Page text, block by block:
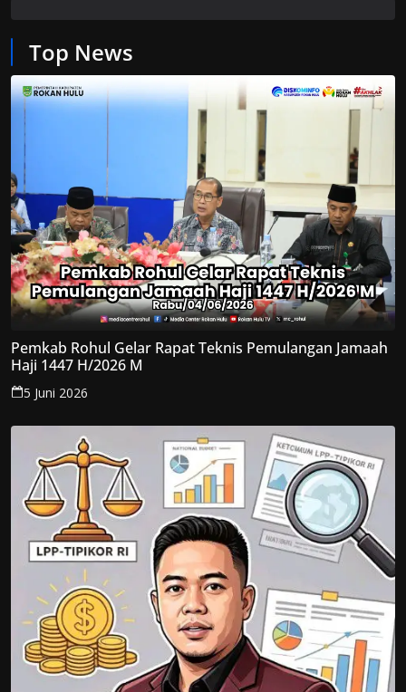
Top News
Pemkab Rohul Gelar Rapat Teknis Pemulangan Jamaah
Haji 1447 H/2026 M
5 Juni 2026